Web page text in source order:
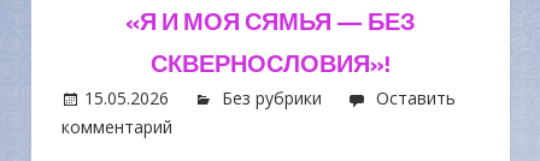
«Я И МОЯ СЯМЬЯ — БЕЗ
СКВЕРНОСЛОВИЯ»!
15.05.2026 Без рубрики
Оставить
комментарий